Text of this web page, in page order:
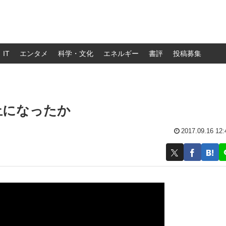
IT エンタメ 科学・文化 エネルギー 書評 投稿募集
なったか
2017.09.16